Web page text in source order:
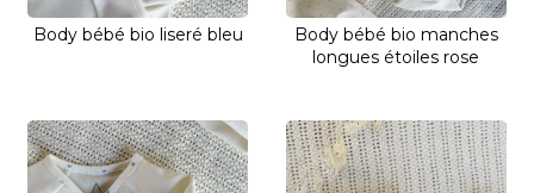
Body bébé bio liseré bleu
Body bébé bio manches
longues étoiles rose